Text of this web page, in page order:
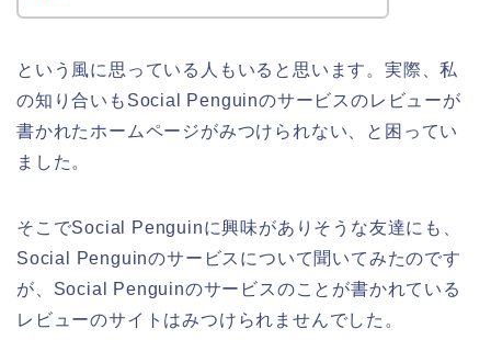
という風に思っている人もいると思います。実際、私
の知り合いもSocial Penguinのサービスのレビューが
書かれたホームページがみつけられない、と困ってい
ました。
そこでSocial Penguinに興味がありそうな友達にも、
Social Penguinのサービスについて聞いてみたのです
が、Social Penguinのサービスのことが書かれている
レビューのサイトはみつけられませんでした。